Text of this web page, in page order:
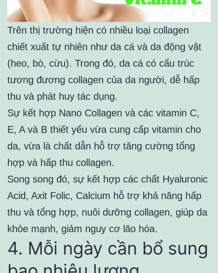
Trên thị trường hiện có nhiều loại collagen
chiết xuất tự nhiên như da cá và da động vật
(heo, bò, cừu). Trong đó, da cá có cấu trúc
tương đương collagen của da người, dễ hấp
thu và phát huy tác dụng.
Sự kết hợp Nano Collagen và các vitamin C,
E, A và B thiết yếu vừa cung cấp vitamin cho
da, vừa là chất dẫn hỗ trợ tăng cường tổng
hợp và hấp thu collagen.
Song song đó, sự kết hợp các chất Hyaluronic
Acid, Axit Folic, Calcium hỗ trợ khả năng hấp
thu và tổng hợp, nuôi dưỡng collagen, giúp da
khỏe mạnh, giảm nguy cơ lão hóa.
4. Mỗi ngày cần bổ sung